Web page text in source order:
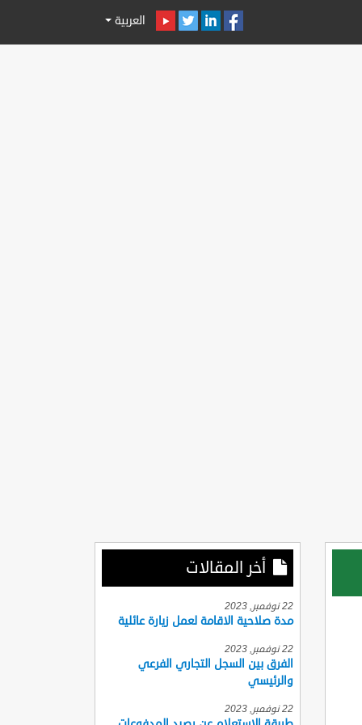
العربية
أخر المقالات
22 نوفمبر, 2023
مدة صلاحية الاقامة لعمل زيارة عائلية
22 نوفمبر, 2023
الفرق بين السجل التجاري الفرعي
والرئيسي
22 نوفمبر, 2023